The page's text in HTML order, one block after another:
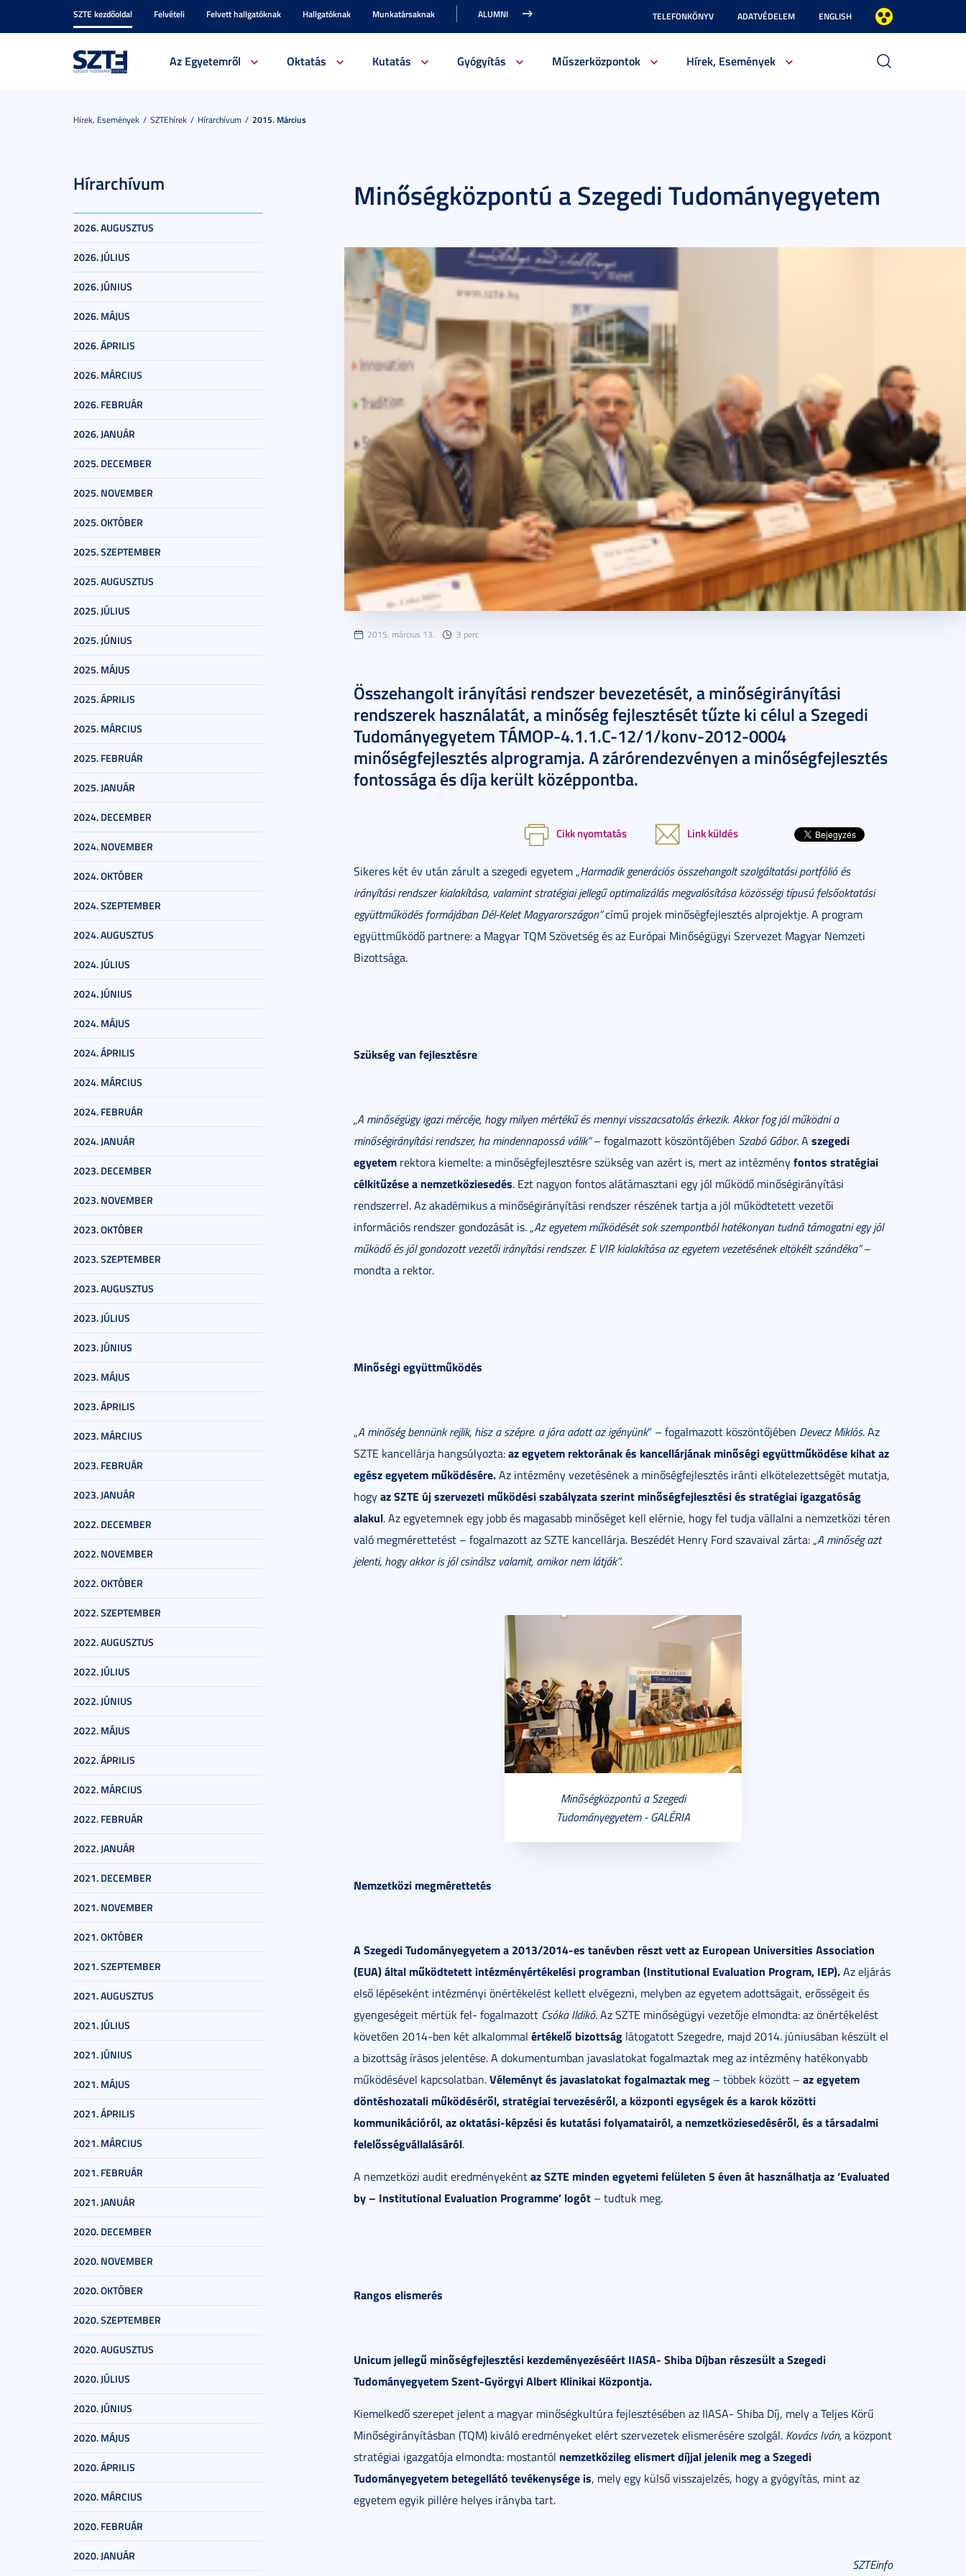
SZTE kezdőoldal Felvételi Felvett hallgatóknak Hallgatóknak Munkatársaknak ALUMNI TELEFONKÖNYV ADATVÉDELEM ENGLISH
Az Egyetemről Oktatás Kutatás Gyógyítás Műszerközpontok Hírek, Események
Hírek, Események SZTEhírek Hírarchívum 2015. Március
Hírarchívum
2026. AUGUSZTUS
2026. JÚLIUS
2026. JÚNIUS
2026. MÁJUS
2026. ÁPRILIS
2026. MÁRCIUS
2026. FEBRUÁR
2026. JANUÁR
2025. DECEMBER
2025. NOVEMBER
2025. OKTÓBER
2025. SZEPTEMBER
2025. AUGUSZTUS
2025. JÚLIUS
2025. JÚNIUS
2025. MÁJUS
2025. ÁPRILIS
2025. MÁRCIUS
2025. FEBRUÁR
2025. JANUÁR
2024. DECEMBER
2024. NOVEMBER
2024. OKTÓBER
2024. SZEPTEMBER
2024. AUGUSZTUS
2024. JÚLIUS
2024. JÚNIUS
2024. MÁJUS
2024. ÁPRILIS
2024. MÁRCIUS
2024. FEBRUÁR
2024. JANUÁR
2023. DECEMBER
2023. NOVEMBER
2023. OKTÓBER
2023. SZEPTEMBER
2023. AUGUSZTUS
2023. JÚLIUS
2023. JÚNIUS
2023. MÁJUS
2023. ÁPRILIS
2023. MÁRCIUS
2023. FEBRUÁR
2023. JANUÁR
2022. DECEMBER
2022. NOVEMBER
2022. OKTÓBER
2022. SZEPTEMBER
2022. AUGUSZTUS
2022. JÚLIUS
2022. JÚNIUS
2022. MÁJUS
2022. ÁPRILIS
2022. MÁRCIUS
2022. FEBRUÁR
2022. JANUÁR
2021. DECEMBER
2021. NOVEMBER
2021. OKTÓBER
2021. SZEPTEMBER
2021. AUGUSZTUS
2021. JÚLIUS
2021. JÚNIUS
2021. MÁJUS
2021. ÁPRILIS
2021. MÁRCIUS
2021. FEBRUÁR
2021. JANUÁR
2020. DECEMBER
2020. NOVEMBER
2020. OKTÓBER
2020. SZEPTEMBER
2020. AUGUSZTUS
2020. JÚLIUS
2020. JÚNIUS
2020. MÁJUS
2020. ÁPRILIS
2020. MÁRCIUS
2020. FEBRUÁR
2020. JANUÁR
Minőségközpontú a Szegedi Tudományegyetem
2015. március 13. 3 perc
Összehangolt irányítási rendszer bevezetését, a minőségirányítási
rendszerek használatát, a minőség fejlesztését tűzte ki célul a Szegedi
Tudományegyetem TÁMOP-4.1.1.C-12/1/konv-2012-0004
minőségfejlesztés alprogramja. A zárórendezvényen a minőségfejlesztés
fontossága és díja került középpontba.
Cikk nyomtatás Link küldés
Sikeres két év után zárult a szegedi egyetem „Harmadik generációs összehangolt szolgáltatási portfólió és
irányítási rendszer kialakítása, valamint stratégiai jellegű optimalizálás megvalósítása közösségi típusú felsőoktatási
együttműködés formájában Dél-Kelet Magyarországon”című projek minőségfejlesztés alprojektje. A program
együttműködő partnere: a Magyar TQM Szövetség és az Európai Minőségügyi Szervezet Magyar Nemzeti
Bizottsága.
Szükség van fejlesztésre
„A minőségügy igazi mércéje, hogy milyen mértékű és mennyi visszacsatolás érkezik. Akkor fog jól működni a
minőségirányítási rendszer, ha mindennapossá válik”– fogalmazott köszöntőjében Szabó Gábor. A szegedi
egyetem rektora kiemelte: a minőségfejlesztésre szükség van azért is, mert az intézményfontos stratégiai
célkitűzése a nemzetköziesedés. Ezt nagyon fontos alátámasztani egy jól működő minőségirányítási
rendszerrel. Az akadémikus a minőségirányítási rendszer részének tartja a jól működtetett vezetői
információs rendszer gondozását is. „Az egyetem működését sok szempontból hatékonyan tudná támogatni egy jól
működő és jól gondozott vezetői irányítási rendszer. E VIR kialakítása az egyetem vezetésének eltökélt szándéka”–
mondta a rektor.
Minőségi együttműködés
„A minőség bennünk rejlik, hisz a szépre. a jóra adott az igényünk” – fogalmazott köszöntőjében Devecz Miklós. Az
SZTE kancellárja hangsúlyozta:az egyetem rektorának és kancellárjának minőségi együttműködése kihat az
egész egyetem működésére.Az intézmény vezetésének a minőségfejlesztés iránti elkötelezettségét mutatja,
hogyaz SZTEúj szervezeti működési szabályzataszerint minőségfejlesztési és stratégiai igazgatóság
alakul. Az egyetemnek egy jobb és magasabb minőséget kell elérnie, hogy fel tudja vállalni a nemzetközi téren
való megmérettetést – fogalmazott az SZTE kancellárja. Beszédét Henry Ford szavaival zárta: „A minőség azt
jelenti, hogy akkor is jól csinálsz valamit, amikor nem látják”.
Minőségközpontú a Szegedi
Tudományegyetem - GALÉRIA
Nemzetközi megmérettetés
A Szegedi Tudományegyetem a 2013/2014-es tanévben részt vett az European Universities Association
(EUA) által működtetett intézményértékelési programban (Institutional Evaluation Program, IEP).Az eljárás
első lépéseként intézményi önértékelést kellett elvégezni, melyben az egyetem adottságait, erősségeit és
gyengeségeit mértük fel- fogalmazott Csóka Ildikó. Az SZTE minőségügyi vezetője elmondta: az önértékelést
követően 2014-ben két alkalommal értékelő bizottság látogatott Szegedre, majd 2014. júniusában készült el
a bizottság írásos jelentése. A dokumentumban javaslatokat fogalmaztak meg az intézmény hatékonyabb
működésével kapcsolatban.Véleményt és javaslatokat fogalmaztak meg – többek között – az egyetem
döntéshozatali működéséről, stratégiai tervezéséről, a központi egységek és a karok közötti
kommunikációról, az oktatási-képzési és kutatási folyamatairól, a nemzetköziesedéséről, és a társadalmi
felelősségvállalásáról.
A nemzetközi audit eredményekéntaz SZTE minden egyetemi felületen 5 éven át használhatja az ‘Evaluated
by – Institutional Evaluation Programme’ logót – tudtuk meg.
Rangos elismerés
Unicum jellegű minőségfejlesztési kezdeményezéséért IIASA- Shiba Díjban részesült a Szegedi
Tudományegyetem Szent-Györgyi Albert Klinikai Központja.
Kiemelkedő szerepet jelent a magyar minőségkultúra fejlesztésében az IIASA- Shiba Díj, mely a Teljes Körű
Minőségirányításban (TQM) kiváló eredményeket elért szervezetek elismerésére szolgál. Kovács Iván,a központ
stratégiai igazgatója elmondta: mostantól nemzetközileg elismert díjjal jelenik meg a Szegedi
Tudományegyetem betegellátó tevékenysége is, mely egy külső visszajelzés, hogy a gyógyítás, mint az
egyetem egyik pillére helyes irányba tart.
SZTEinfo